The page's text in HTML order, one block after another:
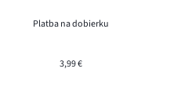
Platba na dobierku
3,99 €